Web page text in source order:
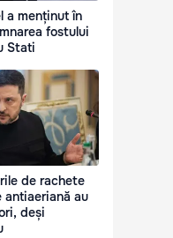
a menținut în
fostului
Stati
de rachete
antiaeriană au
deși